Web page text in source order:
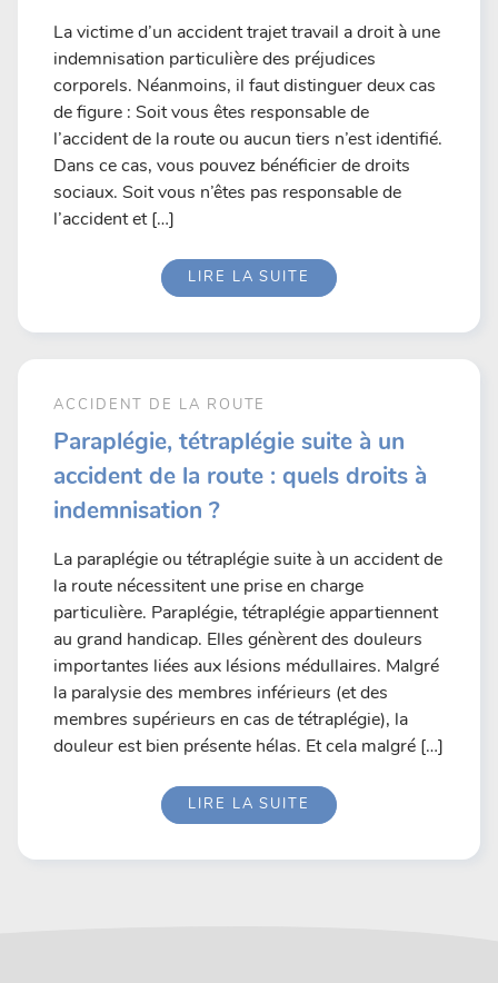
La victime d’un accident trajet travail a droit à une
indemnisation particulière des préjudices
corporels. Néanmoins, il faut distinguer deux cas
de figure : Soit vous êtes responsable de
l’accident de la route ou aucun tiers n’est identifié.
Dans ce cas, vous pouvez bénéficier de droits
sociaux. Soit vous n’êtes pas responsable de
l’accident et […]
LIRE LA SUITE
ACCIDENT DE LA ROUTE
Paraplégie, tétraplégie suite à un
accident de la route : quels droits à
indemnisation ?
La paraplégie ou tétraplégie suite à un accident de
la route nécessitent une prise en charge
particulière. Paraplégie, tétraplégie appartiennent
au grand handicap. Elles génèrent des douleurs
importantes liées aux lésions médullaires. Malgré
la paralysie des membres inférieurs (et des
membres supérieurs en cas de tétraplégie), la
douleur est bien présente hélas. Et cela malgré […]
LIRE LA SUITE